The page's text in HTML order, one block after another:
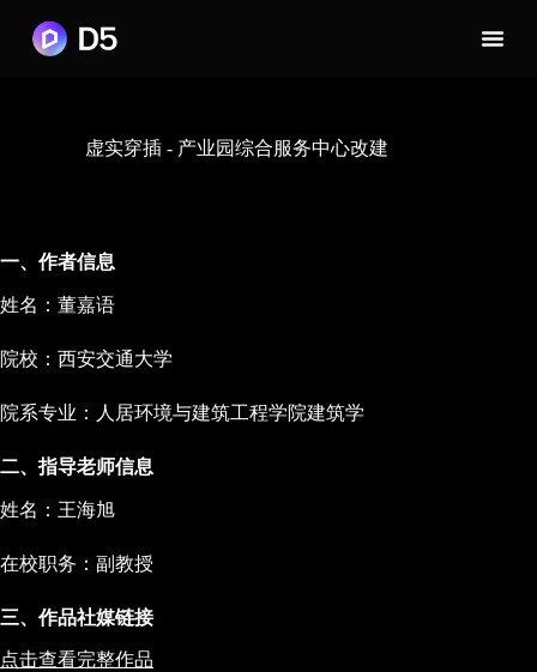
虚实穿插 - 产业园综合服务中心改建
一、作者信息
姓名：董嘉语
院校：西安交通大学
院系专业：人居环境与建筑工程学院建筑学
二、指导老师信息
姓名：王海旭
在校职务：副教授
三、作品社媒链接
点击查看完整作品